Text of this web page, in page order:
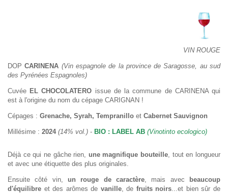
VIN ROUGE
DOPCARINENA (Vin espagnole de la province de Saragosse, au sud
des Pyrénées Espagnoles)
Cuvée EL CHOCOLATERO issue de la commune de CARINENA qui
est à l'origine du nom du cépage CARIGNAN !
Cépages : Grenache, Syrah, Tempranillo et Cabernet Sauvignon
Millésime : 2024 (14% vol.) - BIO : LABEL AB (Vinotinto ecologico)
Déjà ce qui ne gâche rien, une magnifique bouteille , tout en longueur
et avec une étiquette des plus originales.
Ensuite côté vin, un rouge de caractère , mais avec beaucoup
d'équilibre et des arômes de vanille, de fruits noirs ...et bien sûr de